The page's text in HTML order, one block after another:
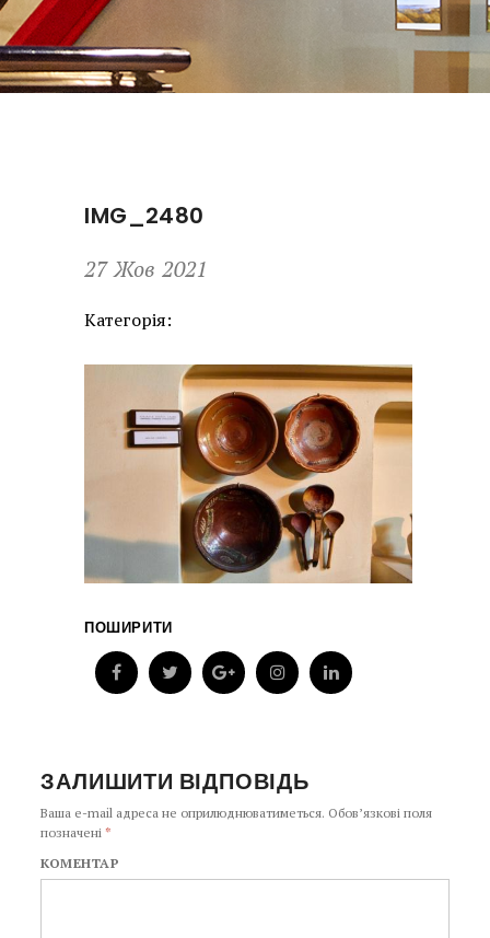
IMG_2480
27 Жов 2021
Категорія:
ПОШИРИТИ
ЗАЛИШИТИ ВІДПОВІДЬ
Ваша e-mail адреса не оприлюднюватиметься. Обов’язкові поля
позначені*
КОМЕНТАР